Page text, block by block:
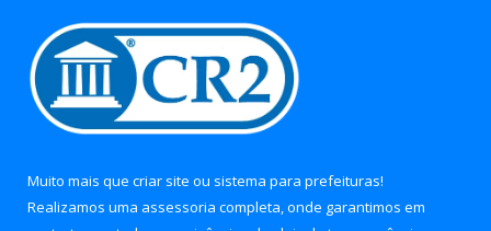
Muito mais que criar site ou sistema para prefeituras!
Realizamos uma assessoria completa, onde garantimos em